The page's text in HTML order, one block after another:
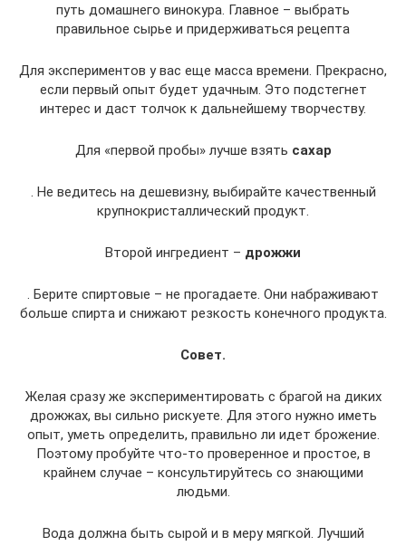
путь домашнего винокура. Главное – выбрать
правильное сырье и придерживаться рецепта
Для экспериментов у вас еще масса времени. Прекрасно,
если первый опыт будет удачным. Это подстегнет
интерес и даст толчок к дальнейшему творчеству.
Для «первой пробы» лучше взять сахар
. Не ведитесь на дешевизну, выбирайте качественный
крупнокристаллический продукт.
Второй ингредиент – дрожжи
. Берите спиртовые – не прогадаете. Они набраживают
больше спирта и снижают резкость конечного продукта.
Совет.
Желая сразу же экспериментировать с брагой на диких
дрожжах, вы сильно рискуете. Для этого нужно иметь
опыт, уметь определить, правильно ли идет брожение.
Поэтому пробуйте что-то проверенное и простое, в
крайнем случае – консультируйтесь со знающими
людьми.
Вода должна быть сырой и в меру мягкой. Лучший